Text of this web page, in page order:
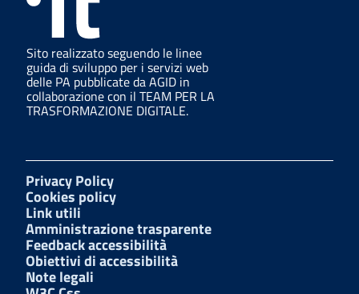
Sito realizzato seguendo le linee
guida di sviluppo per i servizi web
delle PA pubblicate da AGID in
collaborazione con il TEAM PER LA
TRASFORMAZIONE DIGITALE.
Privacy Policy
Cookies policy
Link utili
Amministrazione trasparente
Feedback accessibilità
Obiettivi di accessibilità
Note legali